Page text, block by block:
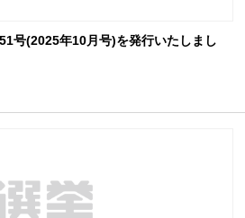
号(2025年10月号)を発行いたしまし